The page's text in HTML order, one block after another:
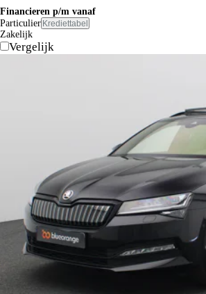
Financieren p/m vanaf
Particulier Krediettabel
Zakelijk
Vergelijk